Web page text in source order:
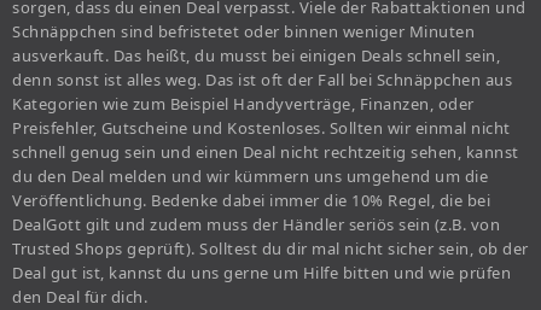
sorgen, dass du einen Deal verpasst. Viele der Rabattaktionen und
Schnäppchen sind befristetet oder binnen weniger Minuten
ausverkauft. Das heißt, du musst bei einigen Deals schnell sein,
denn sonst ist alles weg. Das ist oft der Fall bei Schnäppchen aus
Kategorien wie zum Beispiel Handyverträge, Finanzen, oder
Preisfehler, Gutscheine und Kostenloses. Sollten wir einmal nicht
schnell genug sein und einen Deal nicht rechtzeitig sehen, kannst
du den Deal melden und wir kümmern uns umgehend um die
Veröffentlichung. Bedenke dabei immer die 10% Regel, die bei
DealGott gilt und zudem muss der Händler seriös sein (z.B. von
Trusted Shops geprüft). Solltest du dir mal nicht sicher sein, ob der
Deal gut ist, kannst du uns gerne um Hilfe bitten und wie prüfen
den Deal für dich.